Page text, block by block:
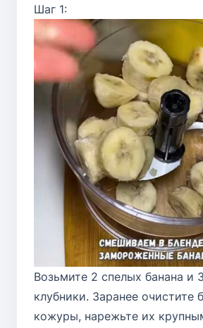
Шаг 1:
Возьмите 2 спелых банана и
клубники. Заранее очистите
кожуры, нарежьте их